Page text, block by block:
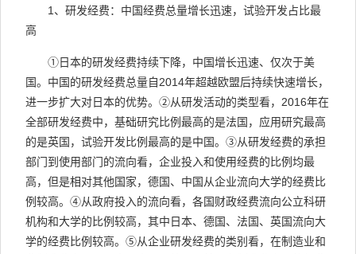
1 、研发经费：中国经费总量增长迅速，试验开发占比最
高
①日本的研发经费持续下降，中国增长迅速、仅次于美
国。中国的研发经费总量自2014年超越欧盟后持续快速增长，
进一步扩大对日本的优势。②从研发活动的类型看， 2016年在
全部研发经费中，基础研究比例最高的是法国，应用研究最高
的是英国，试验开发比例最高的是中国。③从研发经费的承担
部门到使用部门的流向看，企业投入和使用经费的比例均最
高，但是相对其他国家，德国、中国从企业流向大学的经费比
例较高。④从政府投入的流向看，各国财政经费流向公立科研
机构和大学的比例较高，其中日本、德国、法国、英国流向大
学的经费比例较高。⑤从企业研发经费的类别看，在制造业和